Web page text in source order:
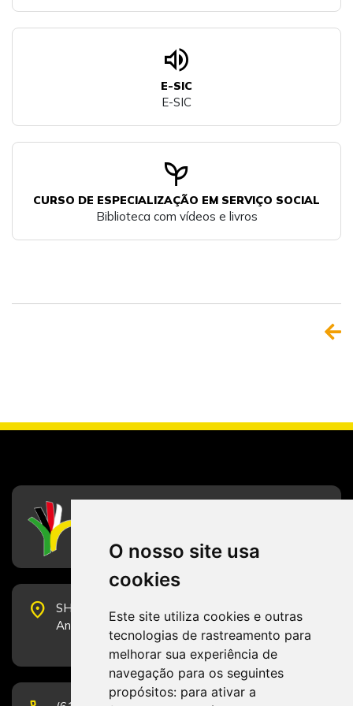
O nosso site usa
cookies
Este site utiliza cookies e outras
tecnologias de rastreamento para
melhorar sua experiência de
navegação para os seguintes
propósitos: para ativar a
volume_up
E-SIC
E-SIC
psychiatry
CURSO DE ESPECIALIZAÇÃO EM SERVIÇO SOCIAL
Biblioteca com vídeos e livros
place
SHS Quadra 6, Bloco E, Complexo Brasil 21, 20º
Andar, Sala 2001 - CEP 70322-915 - Brasília/DF